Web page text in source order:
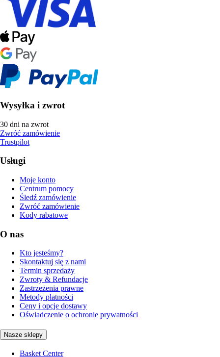
Wysyłka i zwrot
30 dni na zwrot
Zwróć zamówienie
Trustpilot
Usługi
Moje konto
Centrum pomocy
Śledź zamówienie
Zwróć zamówienie
Kody rabatowe
O nas
Kto jesteśmy?
Skontaktuj się z nami
Termin sprzedaży
Zwroty & Refundacje
Zastrzeżenia prawne
Metody płatności
Ceny i opcje dostawy
Oświadczenie o ochronie prywatności
Nasze sklepy
Basket Center